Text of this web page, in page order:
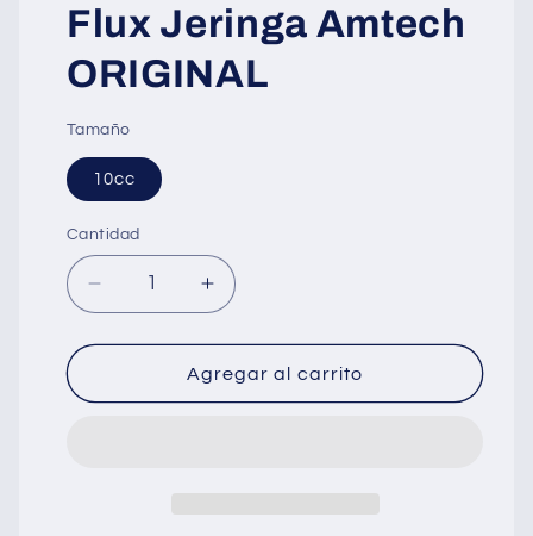
Flux Jeringa Amtech
ORIGINAL
Tamaño
10cc
Cantidad
Cantidad
Reducir
cantidad
para
Jeringa
Aumentar
cantidad
para
Flux
Jeringa
Agregar al carrito